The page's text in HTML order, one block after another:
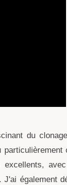
du
également